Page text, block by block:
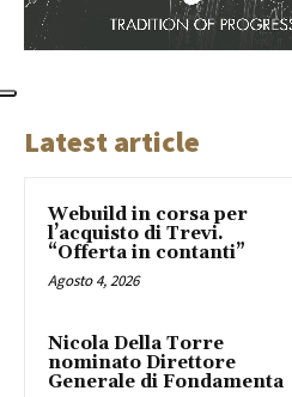
Latest article
Webuild in corsa per
l’acquisto di Trevi.
“Offerta in contanti”
Agosto 4, 2026
Nicola Della Torre
nominato Direttore
Generale di Fondamenta